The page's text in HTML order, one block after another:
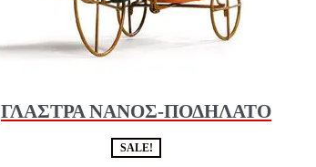
ΓΛΑΣΤΡΑ ΝΑΝΟΣ-ΠΟΔΗΛΑΤΟ
SALE!